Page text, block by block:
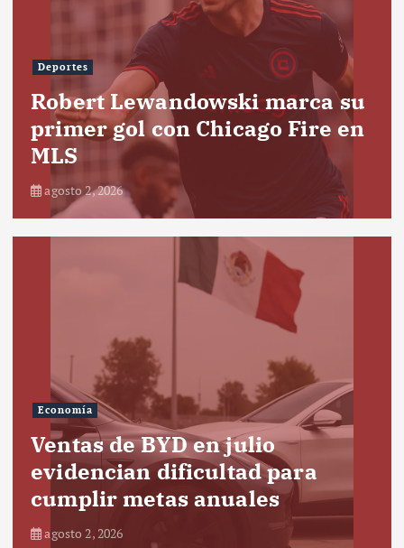
Deportes
Robert Lewandowski marca su
primer gol con Chicago Fire en
MLS
agosto 2, 2026
Economía
Ventas de BYD en julio
evidencian dificultad para
cumplir metas anuales
agosto 2, 2026